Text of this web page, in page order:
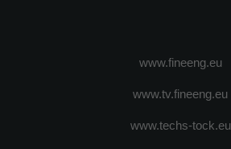
www.fineeng.eu
www.tv.fineeng.eu
www.techs-tock.eu